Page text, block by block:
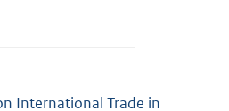
International Trade in